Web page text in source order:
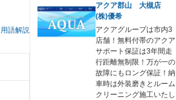
用語解説
アクア郡山 大槻店
(株)優希
アクアグループは市内3
店舗！無料付帯のアクア
サポート保証は3年間走
行距離無制限！万が一の
故障にもロング保証！納
車時は外装磨きとルーム
クリーニング施工いたし